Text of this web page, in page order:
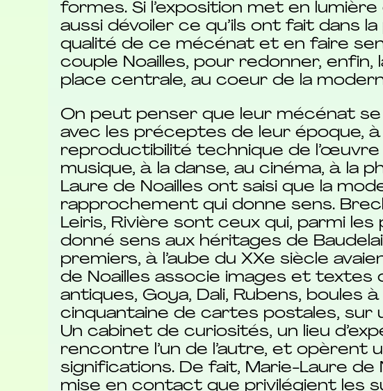
formes. Si l’exposition met en
aussi dévoiler ce qu’ils ont fait dans
qualité de ce mécénat et en faire
couple Noailles, pour redonner, enfin,
place centrale, au coeur de la
On peut penser que leur mécénat
avec les préceptes de leur époque, à
reproductibilité technique de l’œuvre
musique, à la danse, au cinéma, à la
Laure de Noailles ont saisi que la
rapprochement qui donne sens.
Leiris, Rivière sont ceux qui, parmi
donné sens aux héritages de
premiers, à l’aube du XXe siècle
de Noailles associe images et
antiques, Goya, Dali, Rubens, boules
cinquantaine de cartes postales, sur
Un cabinet de curiosités, un lieu
rencontre l’un de l’autre, et
significations. De fait, Marie-Laure
mise en contact que privilégient les